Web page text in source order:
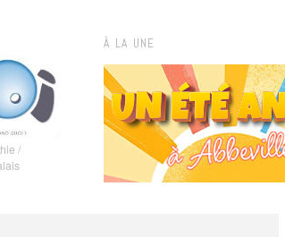
/
À LA UNE